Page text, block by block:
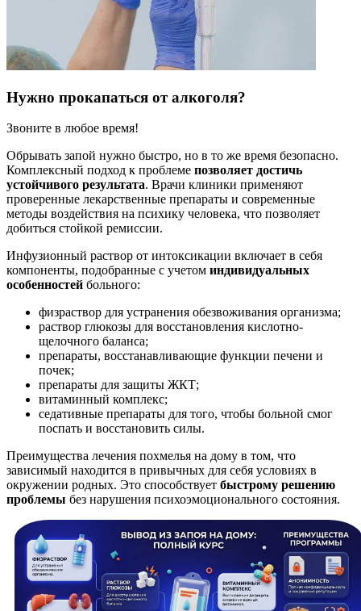
Нужно прокапаться от алкоголя?
Звоните в любое время!
Обрывать запой нужно быстро, но в то же время безопасно.
Комплексный подход к проблеме позволяет достичь
устойчивого результата. Врачи клиники применяют
проверенные лекарственные препараты и современные
методы воздействия на психику человека, что позволяет
добиться стойкой ремиссии.
Инфузионный раствор от интоксикации включает в себя
компоненты, подобранные с учетом индивидуальных
особенностей больного:
физраствор для устранения обезвоживания организма;
раствор глюкозы для восстановления кислотно-
щелочного баланса;
препараты, восстанавливающие функции печени и
почек;
препараты для защиты ЖКТ;
витаминный комплекс;
седативные препараты для того, чтобы больной смог
поспать и восстановить силы.
Преимущества лечения похмелья на дому в том, что
зависимый находится в привычных для себя условиях в
окружении родных. Это способствует быстрому решению
проблемы без нарушения психоэмоционального состояния.